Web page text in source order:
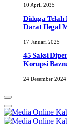
10 April 2025
Diduga Telah
Darat Ilegal
17 Januari 2025
45 Saksi
Korupsi
24 Desember 2024